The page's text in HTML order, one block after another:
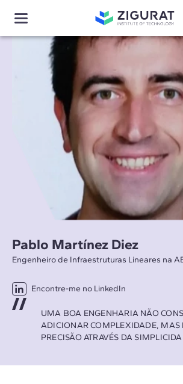
Pablo Martínez Diez
Engenheiro de Infraestruturas Lineares na
Encontre-me no LinkedIn
UMA BOA ENGENHARIA NÃO
ADICIONAR COMPLEXIDADE, MAS
PRECISÃO ATRAVÉS DA